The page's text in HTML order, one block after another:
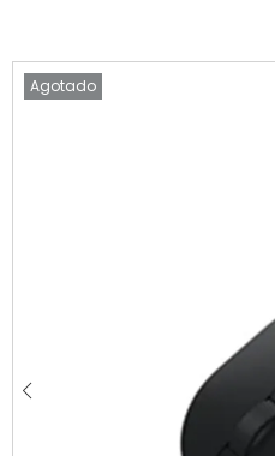
Agotado